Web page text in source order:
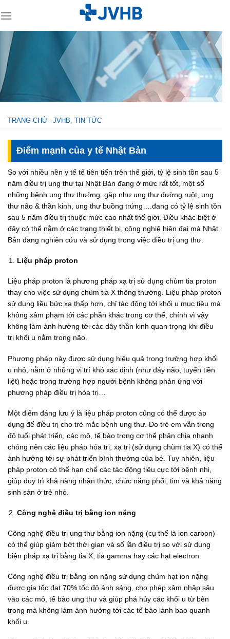
to
content
TRANG CHỦ - JVHB, TIN TỨC
Điểm mạnh của y tế Nhật Bản
So với nhiều nền y tế tế tiên tiến trên thế giới, tỷ lệ sinh tồn sau 5
năm điều trị ung thư tại Nhật Bản đang ở mức rất tốt, một số
những bệnh ung thư thường gặp như ung thư đường ruột, ung
thư não & thần kinh, ung thư buồng trứng….đang có tỷ lệ sinh tồn
sau 5 năm điều trị thuộc mức cao nhất thế giới. Điều khác biệt ở
đây có thể nằm ở các trang thiết bị, công nghiệ hiện đại mà Nhật
Bản đang nghiên cứu và sử dụng trong việc điều trị ung thư.
Liệu pháp proton
Liệu pháp proton là phương pháp xạ trị sử dụng chùm tia proton
thay cho việc sử dụng chùm tia X thông thường. Liệu pháp proton
sử dụng liều bức xạ thấp hơn, chỉ tác động tới khối u mục tiêu mà
không xâm phạm tới các phần khác trong cơ thể, chính vì vậy
không làm ảnh hưởng tới các dây thần kinh quan trọng khi điều
trị khối u nằm trong não.
Phương pháp này được sử dụng hiệu quả trong trường hợp khối
u nhỏ, nằm ở những vị trí khó xác định (như đáy não, tuyến tiền
liệt) hoặc trong trường hợp người bệnh không phản ứng với
phương pháp điều trị hóa trị…
Một điểm đáng lưu ý là liệu pháp proton cũng có thể được áp
dụng để điều trị cho trẻ mắc bệnh ung thư. Do trẻ em vẫn trong
độ tuổi phát triển, các mô, tế bào trong cơ thể phân chia nhanh
chóng nên các liệu pháp hóa trị, xạ trị (sử dụng chùm tia X) có thể
ảnh hưởng tới sự phát triển bình thường của bé. Tuy nhiên, liệu
pháp proton có thể hạn chế các tác động tiêu cực tới bệnh nhi,
giúp duy trì khả năng nhận thức, chức năng phổi, tim và khả năng
sinh sản ở trẻ nhỏ.
Công nghệ điều trị bằng ion nặng
Công nghệ điều trị ung thư bằng ion nặng (cụ thể là ion carbon)
có thể giúp giảm bớt thời gian và số lần điều trị so với sử dụng
biện pháp xạ trị bằng tia X, tia gamma hay các hạt electron.
Công nghệ điều trị bằng ion nặng sử dụng chùm hạt ion nặng
được gia tốc đạt 70% tốc độ ánh sáng, cho phép xâm nhập sâu
vào các mô, tế bào ung thư và giúp phá hủy các khối u từ bên
trong mà không làm ảnh hưởng tới các tế bào lành bao quanh
khối u.